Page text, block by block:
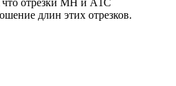
отрезки MН и A1C
длин этих отрезков.